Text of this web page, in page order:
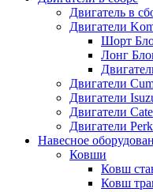
Двигатель в
Двигатели
Шорт
Лонг
Двигатели
Двигатели
Двигатели
Двигатели
Навесное
Ковши
Ковш
Ковш